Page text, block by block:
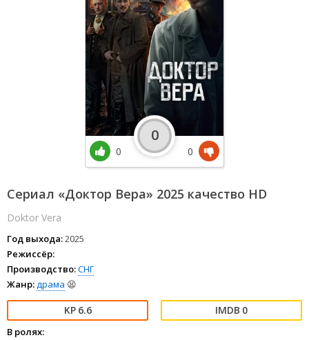
Сериал «Доктор Вера» 2025 качество HD
Doktor Vera
Год выхода:2025
Режиссёр:
Производство:СНГ
Жанр:драма 😫
6.6 0
В ролях:
0
0
0